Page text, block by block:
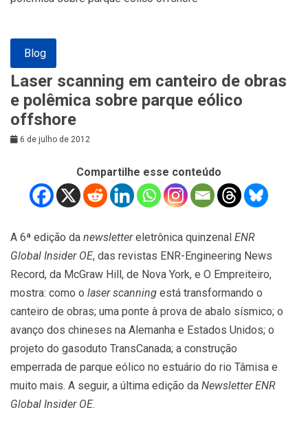
Blog
Laser scanning em canteiro de obras
e polêmica sobre parque eólico
offshore
6 de julho de 2012
Compartilhe esse conteúdo
A 6ª edição da newslettereletrônica quinzenal ENR
Global Insider OE, das revistas ENR-Engineering News
Record, da McGraw Hill, de Nova York, e O Empreiteiro,
mostra: como o laser scanning está transformando o
canteiro de obras; uma ponte à prova de abalo sísmico; o
avanço dos chineses na Alemanha e Estados Unidos; o
projeto do gasoduto TransCanada; a construção
emperrada de parque eólico no estuário do rio Tâmisa e
muito mais. A seguir, a última edição da Newsletter ENR
Global Insider OE.